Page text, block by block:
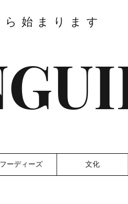
始まります
フーディーズ 文化